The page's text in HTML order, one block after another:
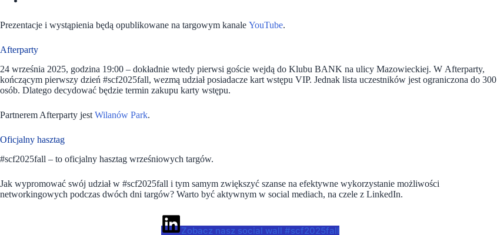
Prezentacje i wystąpienia będą opublikowane na targowym kanale YouTube.
Afterparty
24 września 2025, godzina 19:00 – dokładnie wtedy pierwsi goście wejdą do Klubu BANK na ulicy Mazowieckiej. W Afterparty,
kończącym pierwszy dzień #scf2025fall, wezmą udział posiadacze kart wstępu VIP. Jednak lista uczestników jest ograniczona do 300
osób. Dlatego decydować będzie termin zakupu karty wstępu.
Partnerem Afterparty jest Wilanów Park.
Oficjalny hasztag
#scf2025fall – to oficjalny hasztag wrześniowych targów.
Jak wypromować swój udział w #scf2025fall i tym samym zwiększyć szanse na efektywne wykorzystanie możliwości
networkingowych podczas dwóch dni targów? Warto być aktywnym w social mediach, na czele z LinkedIn.
Zobacz nasz social wall #scf2025fall